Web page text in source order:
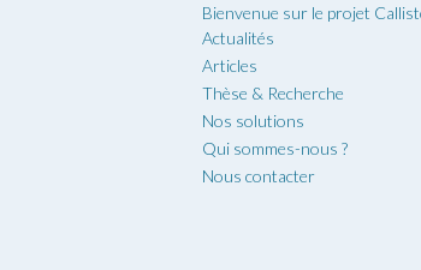
Bienvenue sur le projet
Actualités
Articles
Thèse & Recherche
Nos solutions
Qui sommes-nous ?
Nous contacter